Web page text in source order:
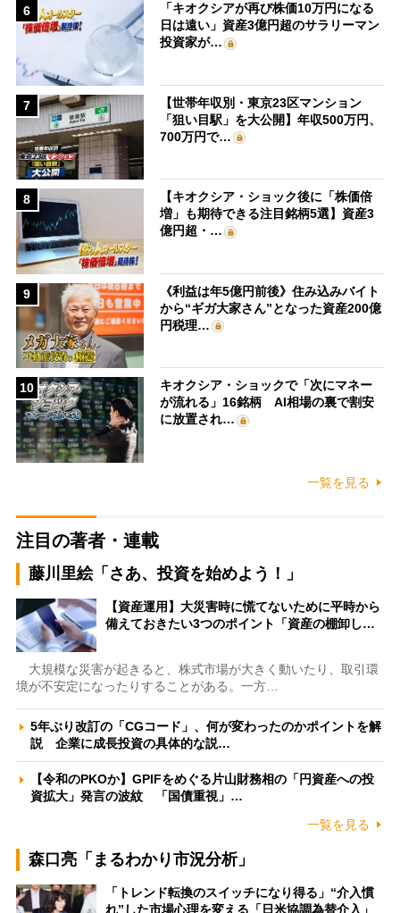
6
「キオクシアが再び株価10万円になる
日は遠い」資産3億円超のサラリーマン
投資家が…
7
【世帯年収別・東京23区マンション
「狙い目駅」を大公開】年収500万円、
700万円で…
8
【キオクシア・ショック後に「株価倍
増」も期待できる注目銘柄5選】資産3
億円超・…
9
《利益は年5億円前後》住み込みバイト
から“ギガ大家さん”となった資産200億
円税理…
10
キオクシア・ショックで「次にマネー
が流れる」16銘柄 AI相場の裏で割安
に放置され…
一覧を見る
注目の著者・連載
藤川里絵「さあ、投資を始めよう！」
【資産運用】大災害時に慌てないために平時から
備えておきたい3つのポイント「資産の棚卸し…
大規模な災害が起きると、株式市場が大きく動いたり、取引環
境が不安定になったりすることがある。一方…
5年ぶり改訂の「CGコード」、何が変わったのかポイントを解
説 企業に成長投資の具体的な説…
【令和のPKOか】GPIFをめぐる片山財務相の「円資産への投
資拡大」発言の波紋 「国債重視」…
一覧を見る
森口亮「まるわかり市況分析」
「トレンド転換のスイッチになり得る」“介入慣
れ”した市場心理を変える「日米協調為替介入」